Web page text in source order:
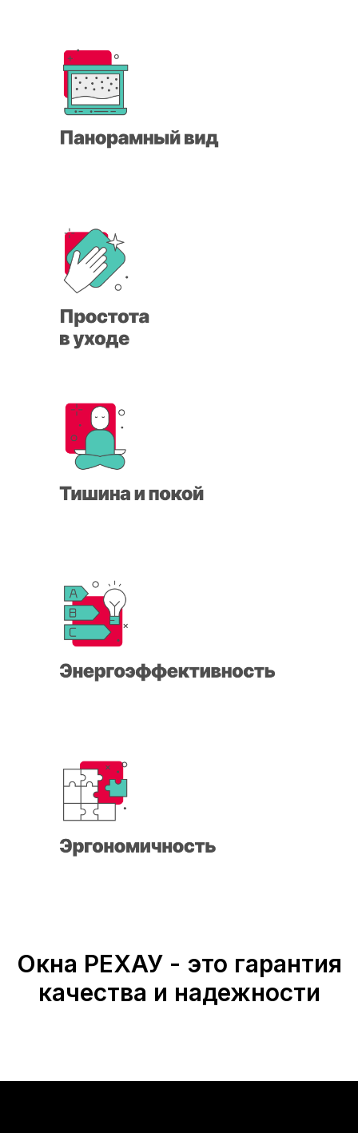
Окна РЕХАУ - это гарантия
качества и надежности